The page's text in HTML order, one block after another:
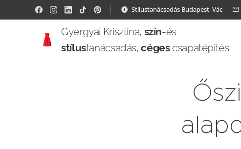
Stílustanácsadás Budapest, Vác
Gyergyai Krisztina, szín-és
stílustanácsadás,cégescsapatépítés